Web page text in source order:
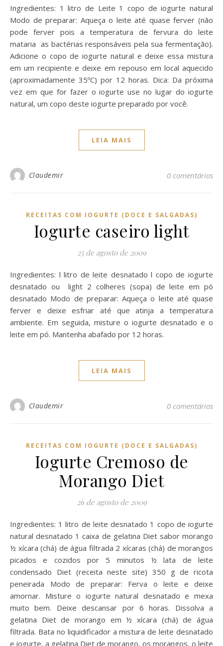
Ingredientes: 1 litro de Leite 1 copo de iogurte natural
Modo de preparar: Aqueça o leite até quase ferver (não
pode ferver pois a temperatura de fervura do leite
mataria as bactérias responsáveis pela sua fermentação).
Adicione o copo de iogurte natural e deixe essa mistura
em um recipiente e deixe em repouso em local aquecido
(aproximadamente 35ºC) por 12 horas. Dica: Da próxima
vez em que for fazer o iogurte use no lugar do iogurte
natural, um copo deste iogurte preparado por você.
LEIA MAIS
Claudemir 0 comentários
RECEITAS COM IOGURTE (DOCE E SALGADAS)
Iogurte caseiro light
25 de agosto de 2009
Ingredientes: l litro de leite desnatado l copo de iogurte
desnatado ou light 2 colheres (sopa) de leite em pó
desnatado Modo de preparar: Aqueça o leite até quase
ferver e deixe esfriar até que atinja a temperatura
ambiente. Em seguida, misture o iogurte desnatado e o
leite em pó. Mantenha abafado por 12 horas.
LEIA MAIS
Claudemir 0 comentários
RECEITAS COM IOGURTE (DOCE E SALGADAS)
Iogurte Cremoso de
Morango Diet
26 de agosto de 2009
Ingredientes: 1 litro de leite desnatado 1 copo de iogurte
natural desnatado 1 caixa de gelatina Diet sabor morango
½ xícara (chá) de água filtrada 2 xícaras (chá) de morangos
picados e cozidos por 5 minutos ½ lata de leite
condensado Diet (receita neste site) 350 g de ricota
peneirada Modo de preparar: Ferva o leite e deixe
amornar. Misture o iogurte natural desnatado e mexa
muito bem. Deixe descansar por 6 horas. Dissolva a
gelatina Diet de morango em ½ xícara (chá) de água
filtrada. Bata no liquidificador a mistura de leite desnatado
e iogurte, a gelatina Diet de morango, os morangos, o leite